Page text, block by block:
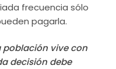
frecuencia sólo
pagarla.
población vive con
decisión debe